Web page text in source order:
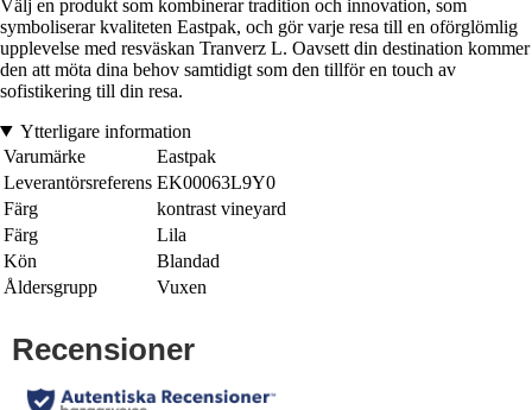
Välj en produkt som kombinerar tradition och innovation, som
symboliserar kvaliteten Eastpak, och gör varje resa till en oförglömlig
upplevelse med resväskan Tranverz L. Oavsett din destination kommer
den att möta dina behov samtidigt som den tillför en touch av
sofistikering till din resa.
Ytterligare information
Varumärke
Eastpak
Leverantörsreferens EK00063L9Y0
Färg
kontrast vineyard
Färg
Lila
Kön
Blandad
Åldersgrupp
Vuxen